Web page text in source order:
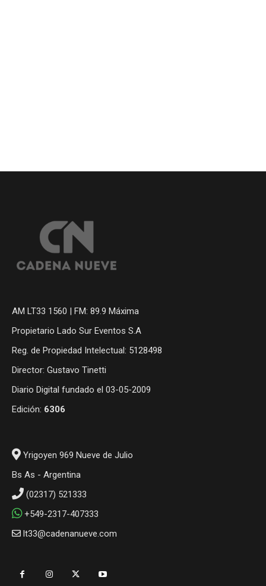
AM LT33 1560 | FM: 89.9 Máxima
Propietario Lado Sur Eventos S.A
Reg. de Propiedad Intelectual: 5128498
Director: Gustavo Tinetti
Diario Digital fundado el 03-05-2009
Edición: 6306
Yrigoyen 969 Nueve de Julio
Bs As - Argentina
(02317) 521333
+549-2317-407333
lt33@cadenanueve.com